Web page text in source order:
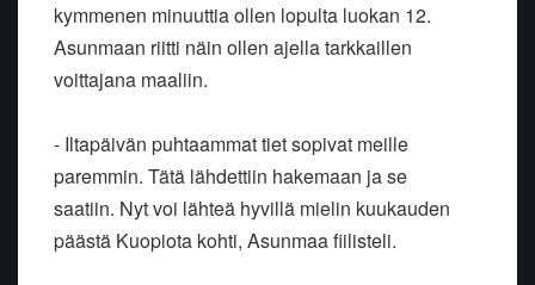
kymmenen minuuttia ollen lopulta luokan 12.
Asunmaan riitti näin ollen ajella tarkkaillen
voittajana maaliin.
- Iltapäivän puhtaammat tiet sopivat meille
paremmin. Tätä lähdettiin hakemaan ja se
saatiin. Nyt voi lähteä hyvillä mielin kuukauden
päästä Kuopiota kohti, Asunmaa fiilisteli.